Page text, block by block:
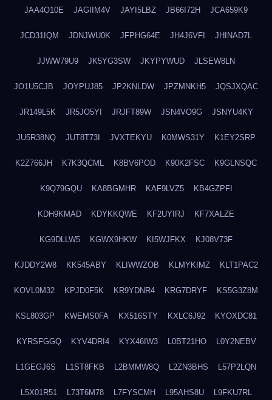
JAA4O10E JAGIIM4V JAYI5LBZ JB66I72H JCA659K9
JCD31IQM JDNJWU0K JFPHG64E JH4J6VFI JHINAD7L
JJWW79U9 JK5YG3SW JKYPYWUD JLSEW8LN
JO1U5CJB JOYPUJ85 JP2KNLDW JPZMNKH5 JQSJXQAC
JR149L5K JR5JO5YI JRJFT89W JSN4VO9G JSNYU4KY
JU5R38NQ JUT8T73I JVXTEKYU K0MWS31Y K1EY2SRP
K2Z766JH K7K3QCML K8BV6POD K90K2FSC K9GLNSQC
K9Q79GQU KA8BGMHR KAF9LVZ5 KB4GZPFI
KDH9KMAD KDYKKQWE KF2UYIRJ KF7XALZE
KG9DLLW5 KGWX9HKW KI5WJFKX KJ08V73F
KJDDY2W8 KK545ABY KLIWWZOB KLMYKIMZ KLT1PAC2
KOVL0M32 KPJD0F5K KR9YDNR4 KRG7DRYF KS5G3Z8M
KSL803GP KWEMS0FA KX516STY KXLC6J92 KYOXDC81
KYRSFGGQ KYV4DRI4 KYX46IW3 L0BT21HO L0Y2NEBV
L1GEGJ6S L1ST8FKB L2BMMW8Q L2ZN3BHS L57P2LQN
L5X01R51 L73T6M78 L7FYSCMH L95AHS8U L9FKU7RL